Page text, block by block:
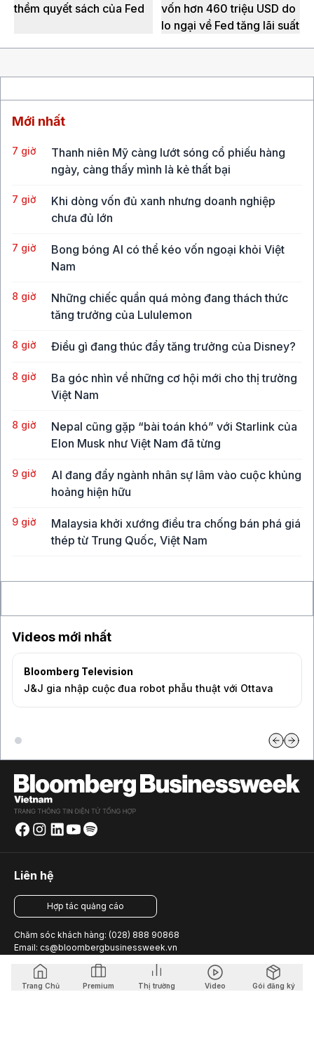
thềm quyết sách của Fed
vốn hơn 460 triệu USD do
lo ngại về Fed tăng lãi suất
Mới nhất
7 giờ
Thanh niên Mỹ càng lướt sóng cổ phiếu hàng
ngày, càng thấy mình là kẻ thất bại
7 giờ
Khi dòng vốn đủ xanh nhưng doanh nghiệp
chưa đủ lớn
7 giờ
Bong bóng AI có thể kéo vốn ngoại khỏi Việt
Nam
8 giờ
Những chiếc quần quá mỏng đang thách thức
tăng trưởng của Lululemon
8 giờ Điều gì đang thúc đẩy tăng trưởng của Disney?
8 giờ
Ba góc nhìn về những cơ hội mới cho thị trường
Việt Nam
8 giờ
Nepal cũng gặp “bài toán khó” với Starlink của
Elon Musk như Việt Nam đã từng
9 giờ
AI đang đẩy ngành nhân sự lâm vào cuộc khủng
hoảng hiện hữu
9 giờ
Malaysia khởi xướng điều tra chống bán phá giá
thép từ Trung Quốc, Việt Nam
Videos mới nhất
Bloomberg Television
J&J gia nhập cuộc đua robot phẫu thuật với Ottava
Trang Chủ Premium Thị trường Video Gói đăng ký
Liên hệ
Hợp tác quảng cáo
Chăm sóc khách hàng: (028) 888 90868
Email: cs@bloombergbusinessweek.vn
Giấy phép thiết lập trang thông tin điện tử tổng hợp trên mạng